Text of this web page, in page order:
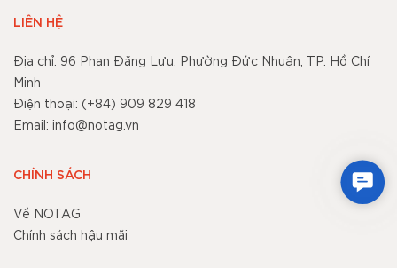
LIÊN HỆ
Địa chỉ: 96 Phan Đăng Lưu, Phường Đức Nhuận, TP. Hồ Chí
Minh
Điện thoại: (+84) 909 829 418
Email: info@notag.vn
CHÍNH SÁCH
Về NOTAG
Chính sách hậu mãi